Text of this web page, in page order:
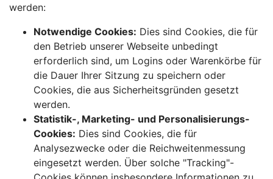
werden:
Notwendige Cookies: Dies sind Cookies, die für
den Betrieb unserer Webseite unbedingt
erforderlich sind, um Logins oder Warenkörbe für
die Dauer Ihrer Sitzung zu speichern oder
Cookies, die aus Sicherheitsgründen gesetzt
werden.
Statistik-, Marketing- und Personalisierungs-
Cookies: Dies sind Cookies, die für
Analysezwecke oder die Reichweitenmessung
eingesetzt werden. Über solche "Tracking"-